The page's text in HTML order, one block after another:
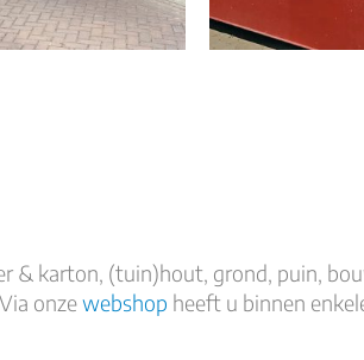
& karton, (tuin)hout, grond, puin,
onzewebshop heeft u binnen